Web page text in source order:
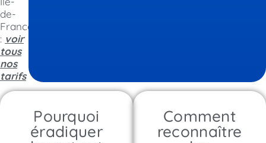
de-
France
: voir
tous
nos
tarifs
Pourquoi
éradiquer
Comment
reconnaître